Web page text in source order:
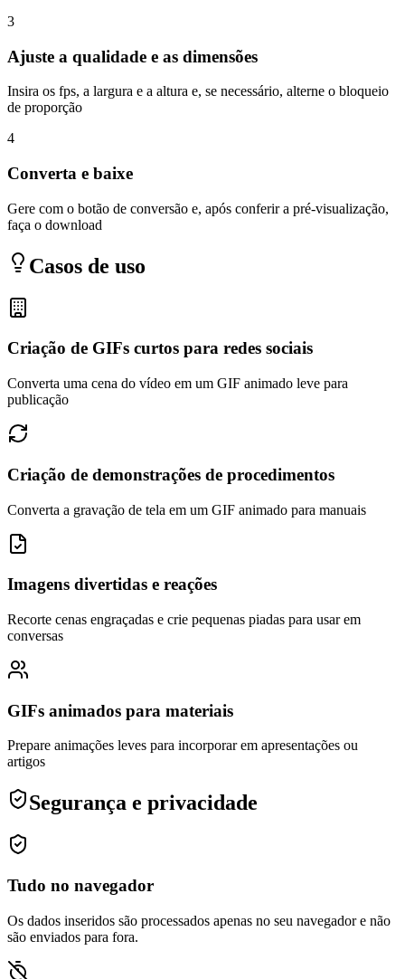
3
Ajuste a qualidade e as dimensões
Insira os fps, a largura e a altura e, se necessário, alterne o bloqueio
de proporção
4
Converta e baixe
Gere com o botão de conversão e, após conferir a pré-visualização,
faça o download
Casos de uso
Criação de GIFs curtos para redes sociais
Converta uma cena do vídeo em um GIF animado leve para
publicação
Criação de demonstrações de procedimentos
Converta a gravação de tela em um GIF animado para manuais
Imagens divertidas e reações
Recorte cenas engraçadas e crie pequenas piadas para usar em
conversas
GIFs animados para materiais
Prepare animações leves para incorporar em apresentações ou
artigos
Segurança e privacidade
Tudo no navegador
Os dados inseridos são processados apenas no seu navegador e não
são enviados para fora.